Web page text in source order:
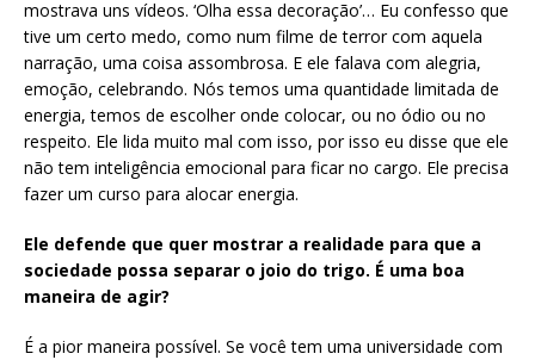
mostrava uns vídeos. ‘Olha essa decoração’… Eu confesso que
tive um certo medo, como num filme de terror com aquela
narração, uma coisa assombrosa. E ele falava com alegria,
emoção, celebrando. Nós temos uma quantidade limitada de
energia, temos de escolher onde colocar, ou no ódio ou no
respeito. Ele lida muito mal com isso, por isso eu disse que ele
não tem inteligência emocional para ficar no cargo. Ele precisa
fazer um curso para alocar energia.
Ele defende que quer mostrar a realidade para que a
sociedade possa separar o joio do trigo. É uma boa
maneira de agir?
É a pior maneira possível. Se você tem uma universidade com